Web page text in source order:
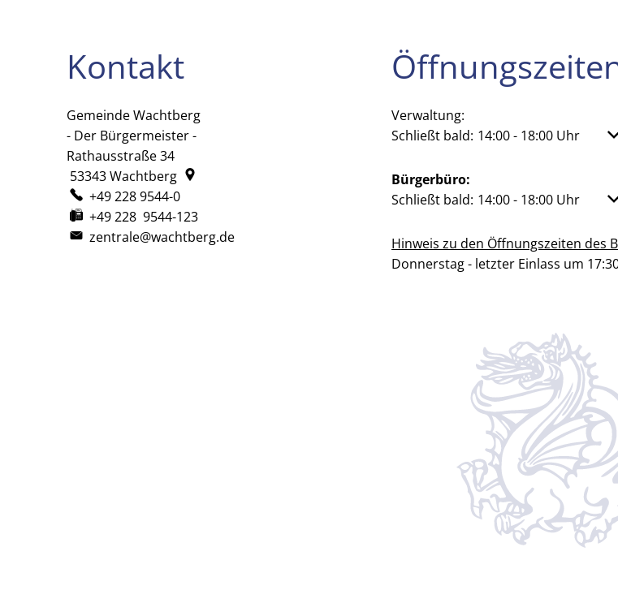
Kontakt
Gemeinde Wachtberg
- Der Bürgermeister -
Rathausstraße 34
53343Wachtberg
+49 228 9544-0
+49 228 9544-123
zentrale@wachtberg.de
Verwaltung:
Klicken, um weitere Öffnungs- oder
Schließt bald: 14:00- 18:00 Uhr
Bürgerbüro:
Klicken, um weitere Öffnungs- oder
Schließt bald: 14:00- 18:00 Uhr
Hinweis zu den Öffnungszeiten des
Donnerstag - letzter Einlass um